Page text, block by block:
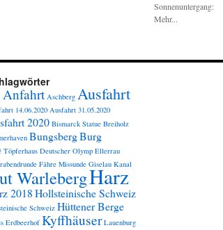
Sonnenuntergang:
Mehr...
Anfahrt Aschberg Ausfahrt
14.06.2020 Ausfahrt 31.05.2020
2020 Bismarck Statue Breiholz
BungsbergBurg
Töpferhaus Deutscher Olymp Ellerrau
Fähre Missunde Giselau Kanal
WarlebergHarz
2018Hollsteinische Schweiz
Schweiz Hüttener Berge
Erdbeerhof Kyffhäuser Lauenburg